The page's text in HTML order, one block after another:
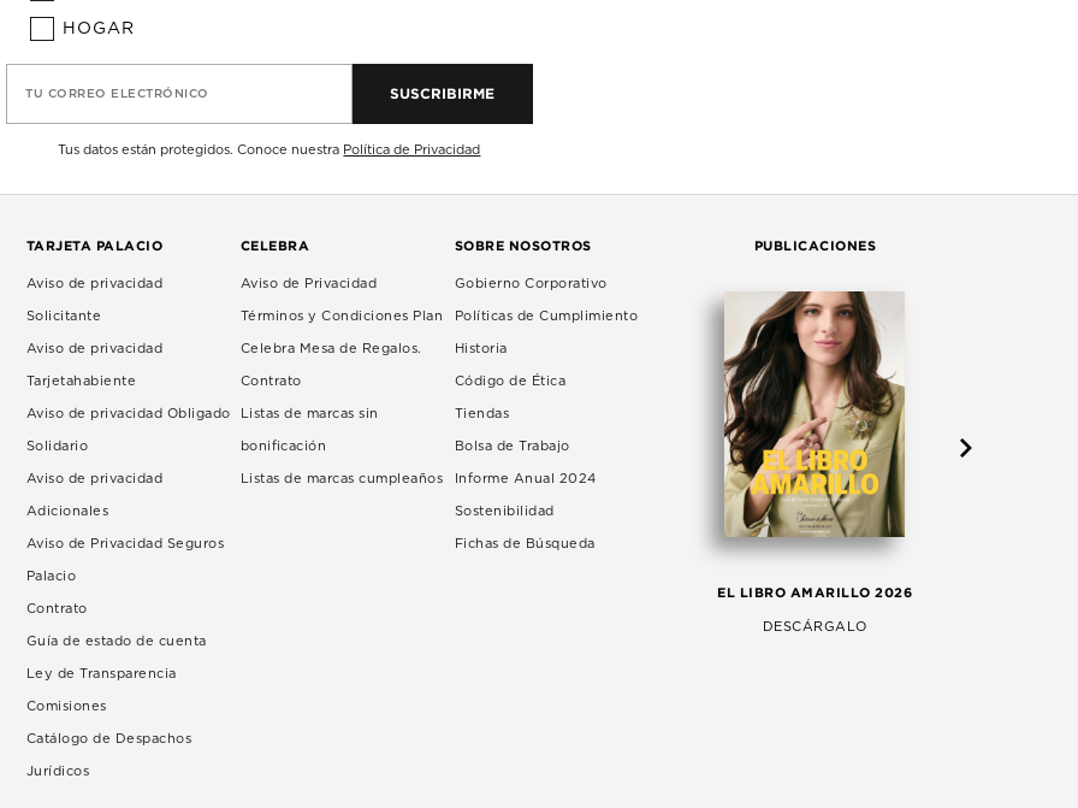
HOGAR
TU CORREO ELECTRÓNICO SUSCRIBIRME
Tus datos están protegidos. Conoce nuestra Política de Privacidad
TARJETA PALACIO
Aviso de privacidad
Solicitante
Aviso de privacidad
Tarjetahabiente
Aviso de privacidad Obligado
Solidario
Aviso de privacidad
Adicionales
Aviso de Privacidad Seguros
Palacio
Contrato
Guía de estado de cuenta
Ley de Transparencia
Comisiones
Catálogo de Despachos
Jurídicos
CELEBRA
Aviso de Privacidad
Términos y Condiciones Plan
Celebra Mesa de Regalos.
Contrato
Listas de marcas sin
bonificación
Listas de marcas cumpleaños
SOBRE NOSOTROS
Gobierno Corporativo
Políticas de Cumplimiento
Historia
Código de Ética
Tiendas
Bolsa de Trabajo
Informe Anual 2024
Sostenibilidad
Fichas de Búsqueda
PUBLICACIONES
EL LIBRO AMARILLO 2026
DESCÁRGALO